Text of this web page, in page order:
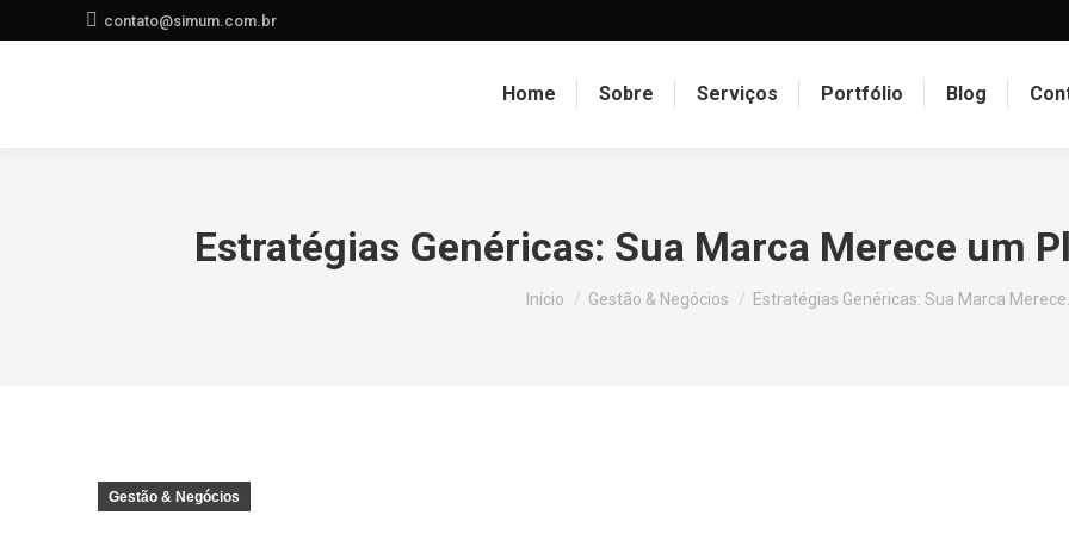
contato@simum.com.br
Home Sobre Serviços Portfólio Blog
Estratégias Genéricas: Sua Marca Merece um
Você está aqui:
Início Gestão & Negócios Estratégias Genéricas: Sua Marca Merece…
Gestão & Negócios